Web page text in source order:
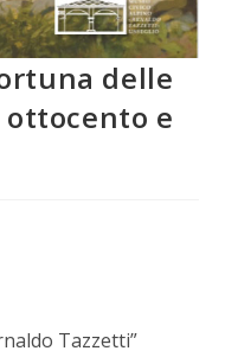
delle
e
Tazzetti”